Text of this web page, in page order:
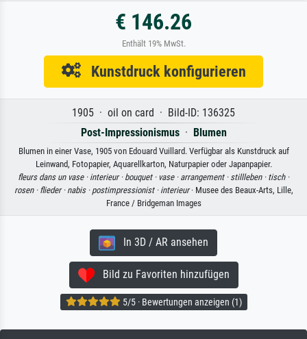
€ 146.26
Enthält 19% MwSt.
Kunstdruck konfigurieren
1905 · oil on card · Bild-ID: 136325
Post-Impressionismus· Blumen
Blumen in einer Vase, 1905 von Edouard Vuillard. Verfügbar als Kunstdruck auf
Leinwand, Fotopapier, Aquarellkarton, Naturpapier oder Japanpapier.
fleurs dans un vase · interieur · bouquet · vase · arrangement · stillleben · tisch ·
rosen · flieder · nabis · postimpressionist · interieur· Musee des Beaux-Arts, Lille,
France / Bridgeman Images
In 3D / AR ansehen
Bild zu Favoriten hinzufügen
5/5 · Bewertungen anzeigen (1)